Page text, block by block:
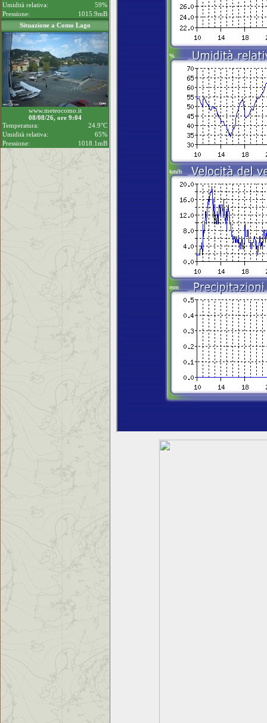
Umidità relativa:
59%
Pressione:
1015.9mB
Situazione a Como Lago
www.meteocomo.it
08/08/26, ore 9:04
Temperatura:
24.9°C
Umidità relativa:
65%
Pressione:
1018.1mB